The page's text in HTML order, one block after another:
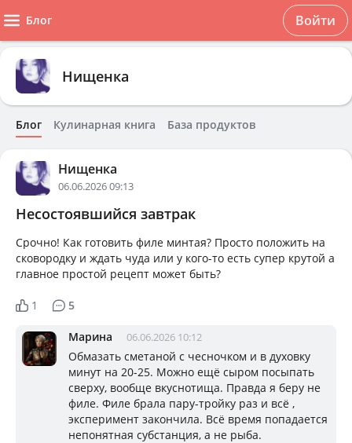
Блог Войти
Нищенка
Блог Кулинарная книга База продуктов
Нищенка
06.06.2026 09:13
Несостоявшийся завтрак
Срочно! Как готовить филе минтая? Просто положить на
сковородку и ждать чуда или у кого-то есть супер крутой а
главное простой рецепт может быть?
1 5
Марина 06.06.2026 10:12
Обмазать сметаной с чесночком и в духовку
минут на 20-25. Можно ещё сыром посыпать
сверху, вообще вкуснотища. Правда я беру не
филе. Филе брала пару-тройку раз и всё ,
эксперимент закончила. Всё время попадается
непонятная субстанция, а не рыба.